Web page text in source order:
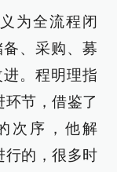
为全流程闭
、采购、募
。程明理指
节，借鉴了
次序，他解
行的，很多时